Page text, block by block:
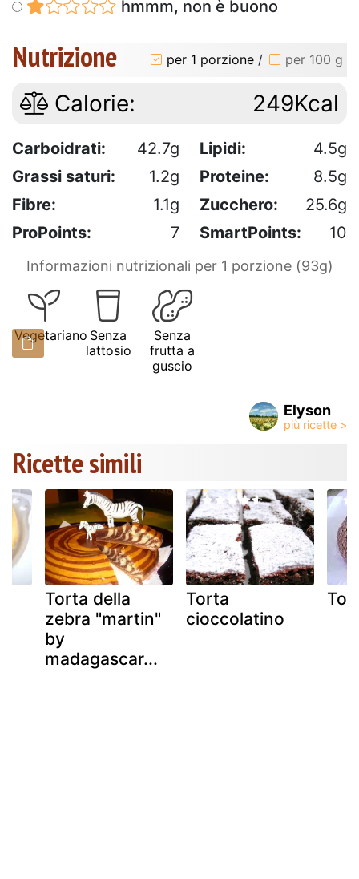
hmmm, non è buono
Nutrizione per 1 porzione / per 100 g
Calorie: 249Kcal
Carboidrati: 42.7g Lipidi:
4.5g
Grassi saturi:
1.2g Proteine:
8.5g
Fibre:
1.1g Zucchero:
25.6g
ProPoints:
7 SmartPoints: 10
Informazioni nutrizionali per 1 porzione (93g)
Vegetariano Senza
lattosio
Senza
frutta a
guscio
Elyson
Ricette simili
Torta della
zebra "martin"
by
madagascar...
Torta
cioccolatino